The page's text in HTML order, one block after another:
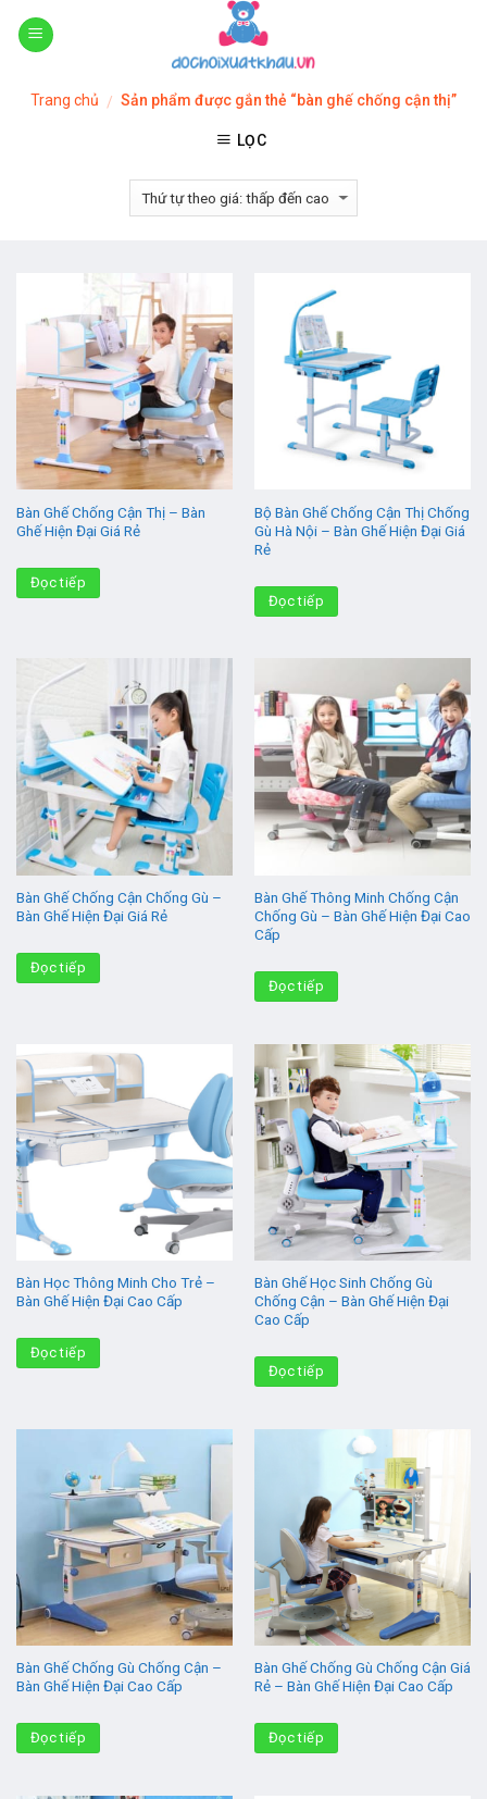
Skip
Trang chủ / Sản phẩm được gắn thẻ “bàn ghế chống cận thị”
LỌC
Bàn Ghế Chống Cận Thị – Bàn
Ghế Hiện Đại Giá Rẻ
Đọc tiếp
Bộ Bàn Ghế Chống Cận Thị Chống
Gù Hà Nội – Bàn Ghế Hiện Đại Giá
Rẻ
Đọc tiếp
Bàn Ghế Chống Cận Chống Gù –
Bàn Ghế Hiện Đại Giá Rẻ
Đọc tiếp
Bàn Ghế Thông Minh Chống Cận
Chống Gù – Bàn Ghế Hiện Đại Cao
Cấp
Đọc tiếp
Bàn Học Thông Minh Cho Trẻ –
Bàn Ghế Hiện Đại Cao Cấp
Đọc tiếp
Bàn Ghế Học Sinh Chống Gù
Chống Cận – Bàn Ghế Hiện Đại
Cao Cấp
Đọc tiếp
Bàn Ghế Chống Gù Chống Cận –
Bàn Ghế Hiện Đại Cao Cấp
Đọc tiếp
Bàn Ghế Chống Gù Chống Cận Giá
Rẻ – Bàn Ghế Hiện Đại Cao Cấp
Đọc tiếp